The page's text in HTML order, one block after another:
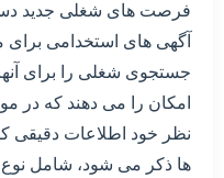
فرصت های شغلی جدید
آگهی های استخدامی برای
جستجوی شغلی را برای آنها
امکان را می دهند که در
نظر خود اطلاعات دقیقی
ها ذکر می شود، شامل